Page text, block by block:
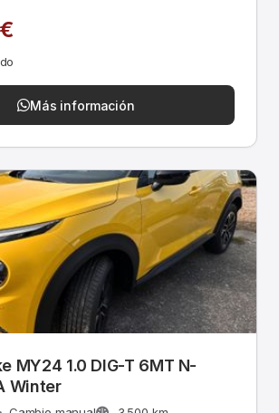
Más información
MY24 1.0 DIG-T 6MT N-
Winter